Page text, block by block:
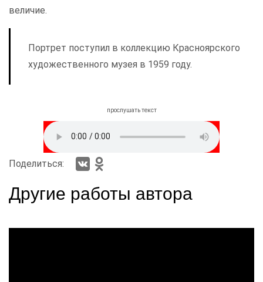
величие.
Портрет поступил в коллекцию Красноярского
художественного музея в 1959 году.
прослушать текст
Поделиться:
Другие работы автора